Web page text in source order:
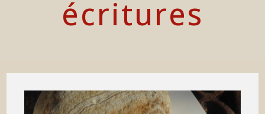
écritures